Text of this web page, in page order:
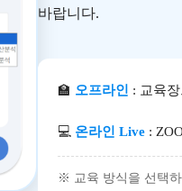
바랍니다.
🏫 오프라인 : 교육
💻 온라인 Live :
※ 교육 방식을 선택